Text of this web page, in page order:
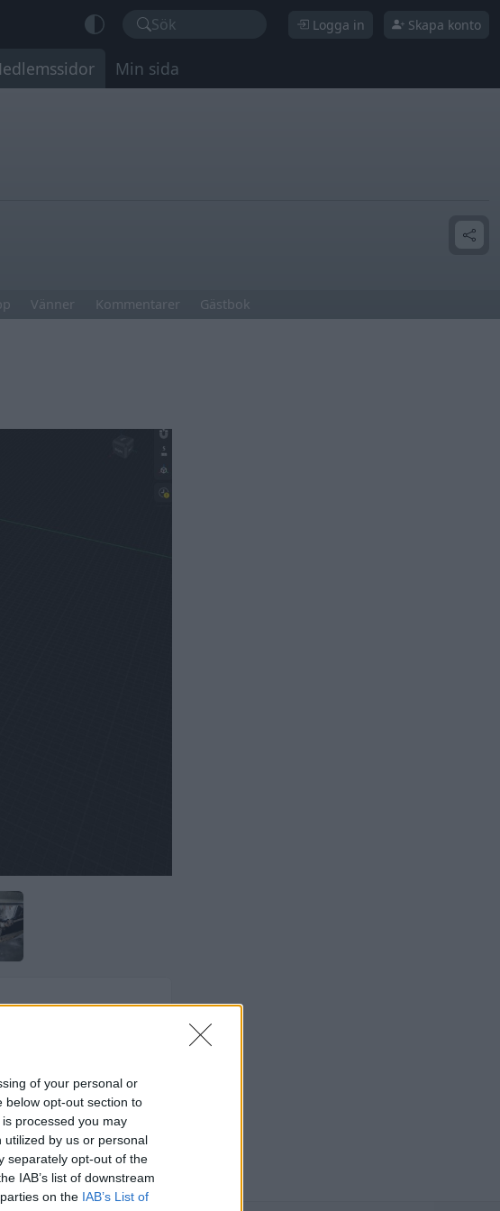
of your personal or
below opt-out section to
processed you may
by us or personal
separately opt-out of the
IAB’s list of downstream
on the IAB’s List of
Sök Logga in Skapa konto
Min sida
Vänner Kommentarer Gästbok